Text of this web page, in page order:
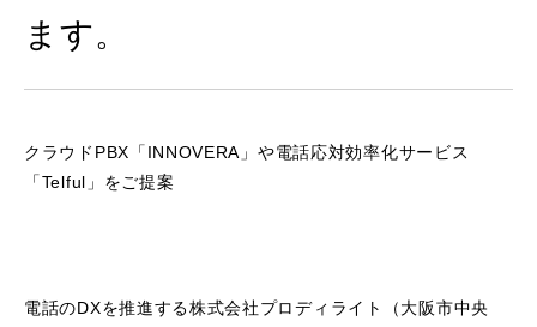
ます。
クラウドPBX「INNOVERA」や電話応対効率化サービス
「Telful」をご提案
電話のDXを推進する株式会社プロディライト（大阪市中央